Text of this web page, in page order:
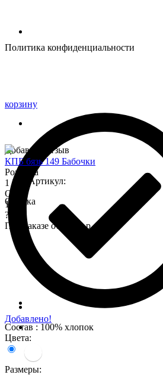
корзину
Добавлено!
Состав : 100% хлопок
Цвета:
Размеры:
КПБ бязь 149 Бабочки
Розница
1 575
Опт
1 345
?
При заказе от 7 000 р.
Политика конфиденциальности
Добавить отзыв
Артикул:
Оценка